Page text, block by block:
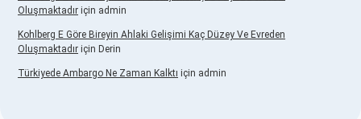
Oluşmaktadır için admin
Kohlberg E Göre Bireyin Ahlaki Gelişimi Kaç Düzey Ve Evreden
Oluşmaktadır için Derin
Türkiyede Ambargo Ne Zaman Kalktı için admin